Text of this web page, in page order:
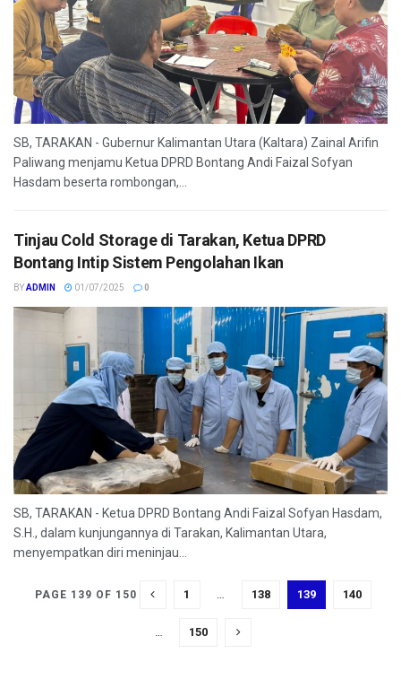
SB, TARAKAN - Gubernur Kalimantan Utara (Kaltara) Zainal Arifin
Paliwang menjamu Ketua DPRD Bontang Andi Faizal Sofyan
Hasdam beserta rombongan,...
Tinjau Cold Storage di Tarakan, Ketua DPRD
Bontang Intip Sistem Pengolahan Ikan
BYADMIN 01/07/2025 0
SB, TARAKAN - Ketua DPRD Bontang Andi Faizal Sofyan Hasdam,
S.H., dalam kunjungannya di Tarakan, Kalimantan Utara,
menyempatkan diri meninjau...
PAGE 139 OF 150 1 … 138 139 140
… 150